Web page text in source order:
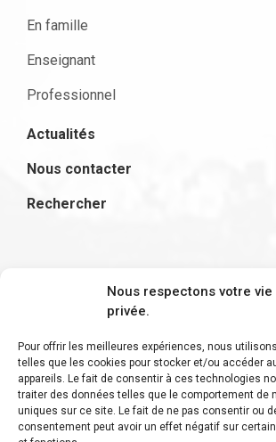
Nous respectons votre vie
privée.
Pour offrir les meilleures expériences, nous
telles que les cookies pour stocker et/ou accéder
appareils. Le fait de consentir à ces technologies
traiter des données telles que le comportement de
uniques sur ce site. Le fait de ne pas consentir ou
consentement peut avoir un effet négatif sur
En famille
Enseignant
Professionnel
Actualités
Nous contacter
Rechercher
S'inscrire à la
Restez informé des derniers
dernières actualités !